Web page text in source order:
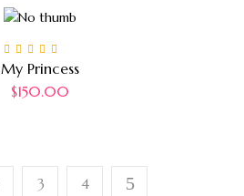
Note5.00sur 5
My Princess
$150.00
3 4